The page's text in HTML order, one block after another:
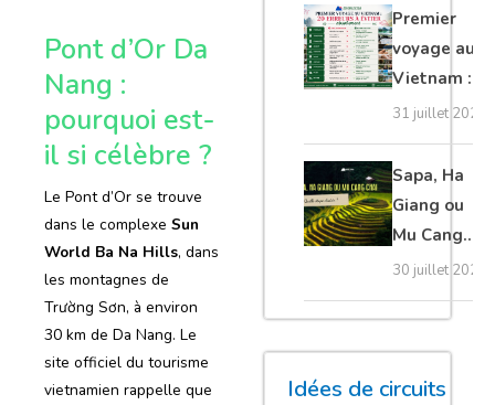
Pont d’Or Da
Nang :
pourquoi est-
il si célèbre ?
Le Pont d’Or se trouve
dans le complexe Sun
World Ba Na Hills, dans
les montagnes de
Trường Sơn, à environ
30 km de Da Nang. Le
site officiel du tourisme
vietnamien rappelle que
Premier
voyage au
Vietnam :
20 erreurs à
éviter
absolument
31 juillet 2026
Sapa, Ha
Giang ou
Mu Cang
Chai :
quelle
étape
choisir ?
30 juillet 2026
Idées de circuits